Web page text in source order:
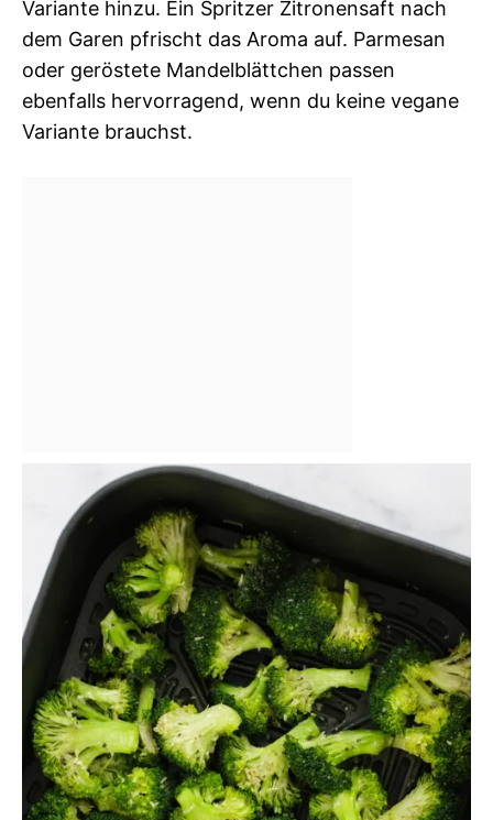
Variante hinzu. Ein Spritzer Zitronensaft nach
dem Garen pfrischt das Aroma auf. Parmesan
oder geröstete Mandelblättchen passen
ebenfalls hervorragend, wenn du keine vegane
Variante brauchst.